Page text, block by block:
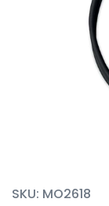
SKU: MO2618